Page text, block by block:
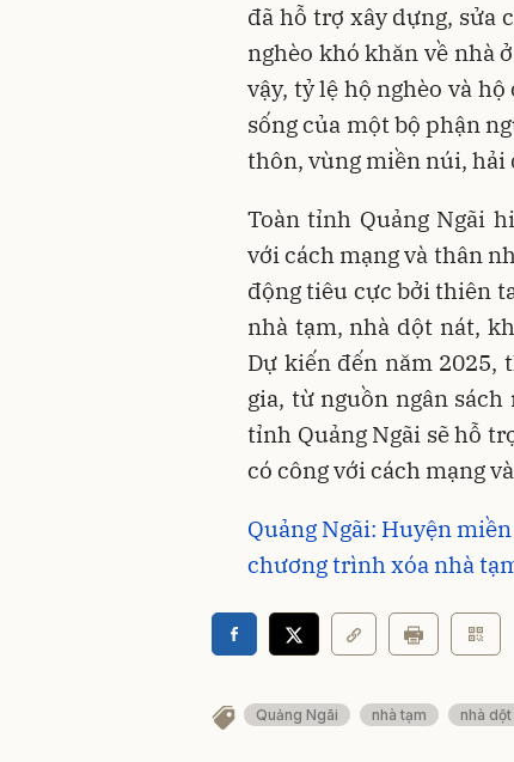
đã hỗ trợ xây dựng, sửa
nghèo khó khăn về nhà
vậy, tỷ lệ hộ nghèo và
sống của một bộ phận
thôn, vùng miền núi, hải
Toàn tỉnh Quảng Ngãi
với cách mạng và thân
động tiêu cực bởi thiên
nhà tạm, nhà dột nát,
Dự kiến đến năm 2025,
gia, từ nguồn ngân
tỉnh Quảng Ngãi sẽ hỗ
có công với cách mạng
Quảng Ngãi: Huyện
chương trình xóa nhà
Quảng Ngãi nhà tạm nhà